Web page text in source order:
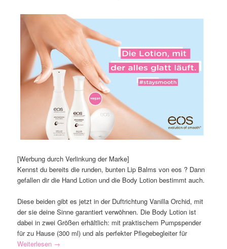
[Werbung durch Verlinkung der Marke]
Kennst du bereits die runden, bunten Lip Balms von eos ? Dann
gefallen dir die Hand Lotion und die Body Lotion bestimmt auch.
Diese beiden gibt es jetzt in der Duftrichtung Vanilla Orchid, mit
der sie deine Sinne garantiert verwöhnen. Die Body Lotion ist
dabei in zwei Größen erhältlich: mit praktischem Pumpspender
für zu Hause (300 ml) und als perfekter Pflegebegleiter für
Weiterlesen →